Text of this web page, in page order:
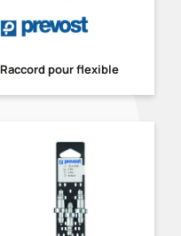
Raccord pour flexible